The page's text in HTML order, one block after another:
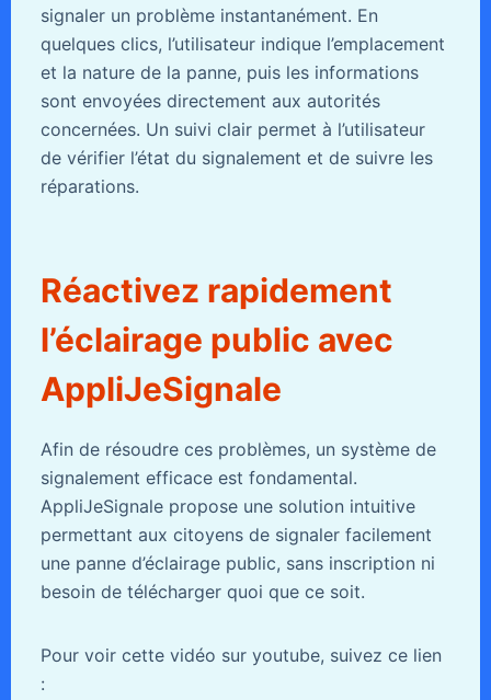
signaler un problème instantanément. En
quelques clics, l’utilisateur indique l’emplacement
et la nature de la panne, puis les informations
sont envoyées directement aux autorités
concernées. Un suivi clair permet à l’utilisateur
de vérifier l’état du signalement et de suivre les
réparations.
Réactivez rapidement
l’éclairage public avec
AppliJeSignale
Afin de résoudre ces problèmes, un système de
signalement efficace est fondamental.
AppliJeSignale propose une solution intuitive
permettant aux citoyens de signaler facilement
une panne d’éclairage public, sans inscription ni
besoin de télécharger quoi que ce soit.
Pour voir cette vidéo sur youtube, suivez ce lien
: